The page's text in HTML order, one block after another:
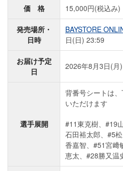
価 格 15,000円(税込み)
発売場所・
日時
BAYSTORE
日(日) 23:59
お届け予定
日
2026年8月3日(月
選手展開
背番号シートは
いただけます
#11東克樹、#19
石田裕太郎、#5
香嘉智、#51宮﨑
恵太、#28勝又温